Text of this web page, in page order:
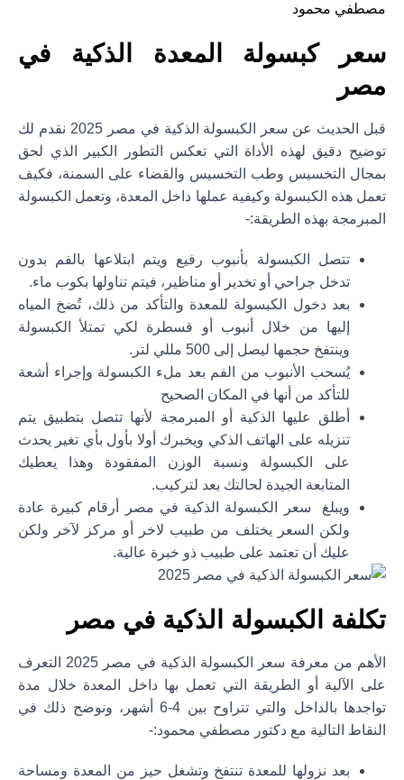
مصطفي محمود
سعر كبسولة المعدة الذكية في
مصر
قبل الحديث عن سعر الكبسولة الذكية في مصر 2025 نقدم لك
توضيح دقيق لهذه الأداة التي تعكس التطور الكبير الذي لحق
بمجال التخسيس وطب التخسيس والقضاء على السمنة، فكيف
تعمل هذه الكبسولة وكيفية عملها داخل المعدة، وتعمل الكبسولة
المبرمجة بهذه الطريقة:-
تتصل الكبسولة بأنبوب رفيع ويتم ابتلاعها بالفم بدون
تدخل جراحي أو تخدير أو مناظير، فيتم تناولها بكوب ماء.
بعد دخول الكبسولة للمعدة والتأكد من ذلك، تُضخ المياه
إليها من خلال أنبوب أو قسطرة لكي تمتلأ الكبسولة
وينتفخ حجمها ليصل إلى 500 مللي لتر.
يُسحب الأنبوب من الفم بعد ملء الكبسولة وإجراء أشعة
للتأكد من أنها في المكان الصحيح
أطلق عليها الذكية أو المبرمجة لأنها تتصل بتطبيق يتم
تنزيله على الهاتف الذكي ويخبرك أولا بأول بأي تغير يحدث
على الكبسولة ونسبة الوزن المفقودة وهذا يعطيك
المتابعة الجيدة لحالتك بعد لتركيب.
ويبلغ سعر الكبسولة الذكية في مصر أرقام كبيرة عادة
ولكن السعر يختلف من طبيب لاخر أو مركز لآخر ولكن
عليك أن تعتمد على طبيب ذو خبرة عالية.
تكلفة الكبسولة الذكية في مصر
الأهم من معرفة سعر الكبسولة الذكية في مصر 2025 التعرف
على الآلية أو الطريقة التي تعمل بها داخل المعدة خلال مدة
تواجدها بالداخل والتي تتراوح بين 4-6 أشهر، ونوضح ذلك في
النقاط التالية مع دكتور مصطفي محمود:-
بعد نزولها للمعدة تنتفخ وتشغل حيز من المعدة ومساحة